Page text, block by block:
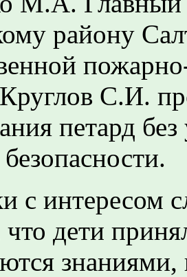
району
С.И.
петард
с интересом
что дети